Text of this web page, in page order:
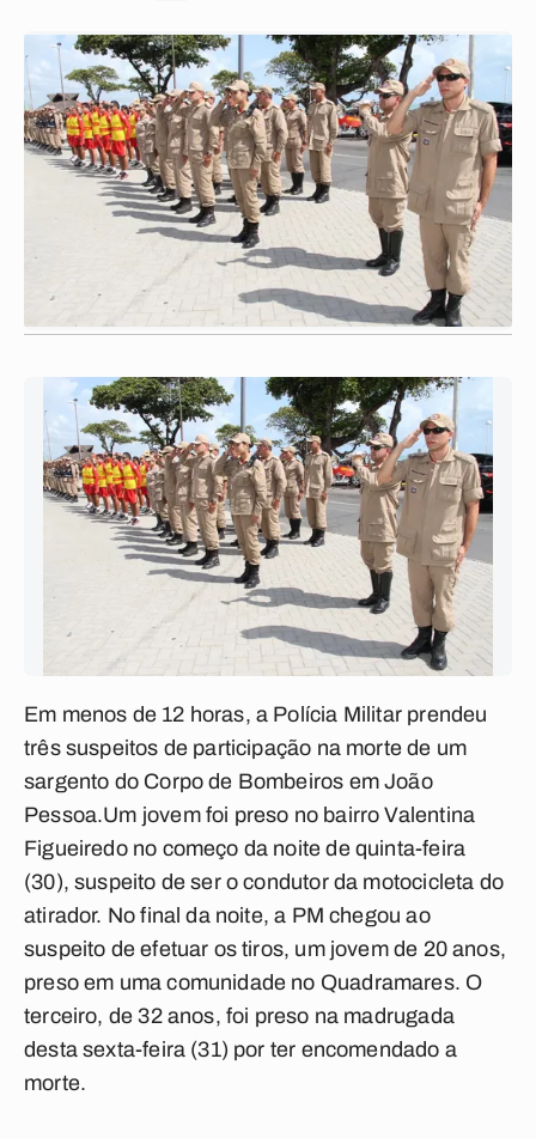
Em menos de 12 horas, a Polícia Militar prendeu
três suspeitos de participação na morte de um
sargento do Corpo de Bombeiros em João
Pessoa.Um jovem foi preso no bairro Valentina
Figueiredo no começo da noite de quinta-feira
(30), suspeito de ser o condutor da motocicleta do
atirador. No final da noite, a PM chegou ao
suspeito de efetuar os tiros, um jovem de 20 anos,
preso em uma comunidade no Quadramares. O
terceiro, de 32 anos, foi preso na madrugada
desta sexta-feira (31) por ter encomendado a
morte.